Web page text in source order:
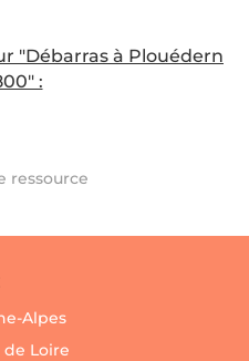
"Débarras à Plouédern
:
ressource
Alpes
de Loire